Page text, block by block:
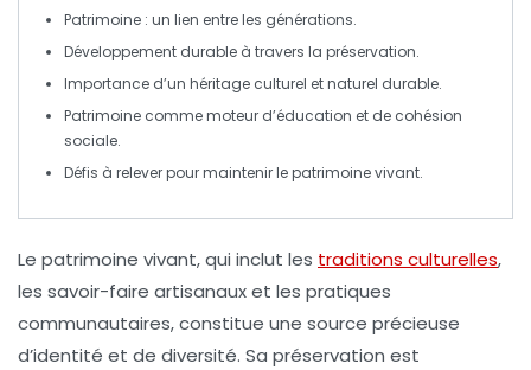
Patrimoine : un lien entre les générations.
Développement durable à travers la préservation.
Importance d’un héritage culturel etnaturel durable.
Patrimoine comme moteur d’éducation et de cohésion
sociale.
Défis à relever pour maintenir lepatrimoinevivant.
Le patrimoine vivant, qui inclut les traditions culturelles,
les savoir-faire artisanaux et les pratiques
communautaires, constitue une source précieuse
d’identité et de diversité. Sa préservation est